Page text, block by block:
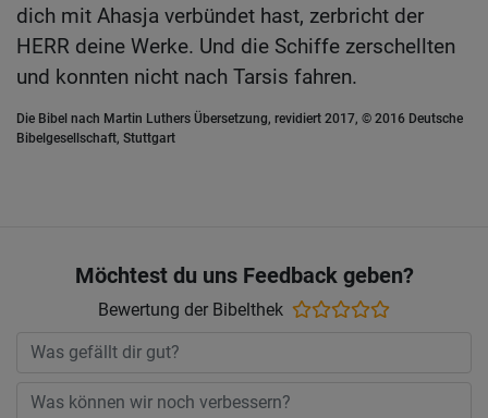
dich mit Ahasja verbündet hast, zerbricht der
HERR deine Werke. Und die Schiffe zerschellten
und konnten nicht nach Tarsis fahren.
Die Bibel nach Martin Luthers Übersetzung, revidiert 2017, © 2016 Deutsche
Bibelgesellschaft, Stuttgart
Möchtest du uns Feedback geben?
Bewertung der Bibelthek